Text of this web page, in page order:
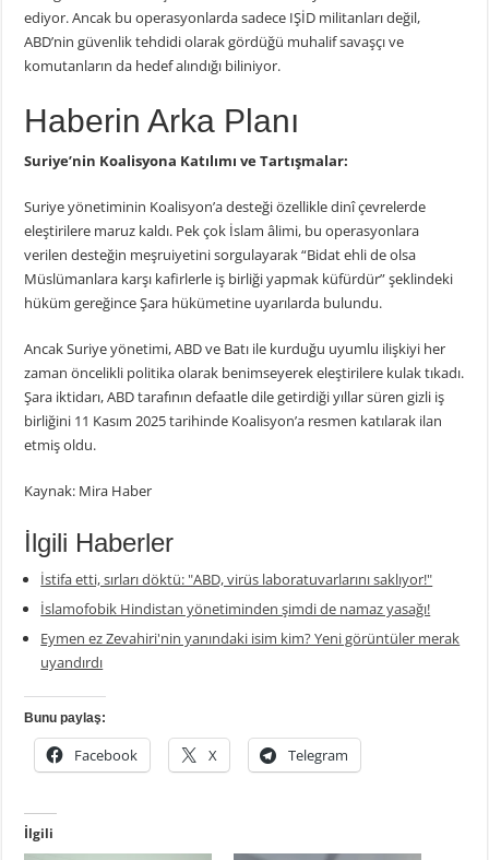
ediyor. Ancak bu operasyonlarda sadece IŞİD militanları değil,
ABD’nin güvenlik tehdidi olarak gördüğü muhalif savaşçı ve
komutanların da hedef alındığı biliniyor.
Haberin Arka Planı
Suriye’nin Koalisyona Katılımı ve Tartışmalar:
Suriye yönetiminin Koalisyon’a desteği özellikle dinî çevrelerde
eleştirilere maruz kaldı. Pek çok İslam âlimi, bu operasyonlara
verilen desteğin meşruiyetini sorgulayarak “Bidat ehli de olsa
Müslümanlara karşı kafirlerle iş birliği yapmak küfürdür” şeklindeki
hüküm gereğince Şara hükümetine uyarılarda bulundu.
Ancak Suriye yönetimi, ABD ve Batı ile kurduğu uyumlu ilişkiyi her
zaman öncelikli politika olarak benimseyerek eleştirilere kulak tıkadı.
Şara iktidarı, ABD tarafının defaatle dile getirdiği yıllar süren gizli iş
birliğini 11 Kasım 2025 tarihinde Koalisyon’a resmen katılarak ilan
etmiş oldu.
Kaynak: Mira Haber
İlgili Haberler
İstifa etti, sırları döktü: "ABD, virüs laboratuvarlarını saklıyor!"
İslamofobik Hindistan yönetiminden şimdi de namaz yasağı!
Eymen ez Zevahiri'nin yanındaki isim kim? Yeni görüntüler merak
uyandırdı
Bunu paylaş:
Facebook X Telegram
İlgili